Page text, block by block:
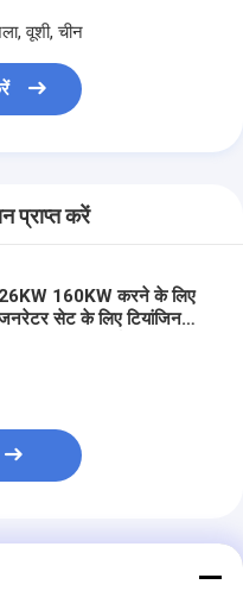
वूशी, चीन
प्राप्त करें
26KW 160KW करने के लिए
सेट के लिए टियांजिन